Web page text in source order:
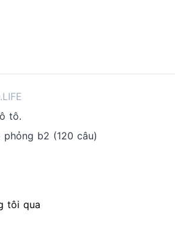
tô.
b2 (120 câu)
tôi qua